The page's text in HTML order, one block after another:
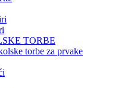
TORBE
torbe za prvake